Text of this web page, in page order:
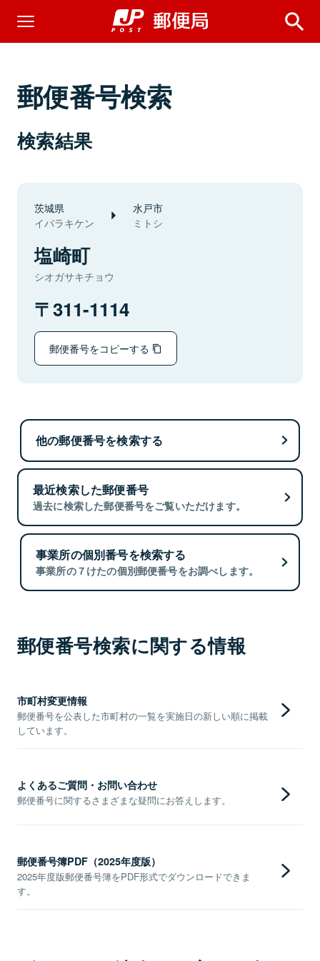
郵便番号検索
検索結果
茨城県
イバラキケン
水戸市
ミトシ
塩崎町
シオガサキチョウ
311-1114
郵便番号をコピーする
他の郵便番号を検索する
最近検索した郵便番号
過去に検索した郵便番号をご覧いただけます。
事業所の個別番号を検索する
事業所の７けたの個別郵便番号をお調べします。
郵便番号検索に関する情報
市町村変更情報
郵便番号を公表した市町村の一覧を実施日の新しい順に掲載
しています。
よくあるご質問・お問い合わせ
郵便番号に関するさまざまな疑問にお答えします。
郵便番号簿PDF（2025年度版）
2025年度版郵便番号簿をPDF形式でダウンロードできま
す。